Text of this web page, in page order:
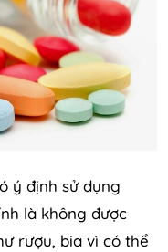
ý định sử dụng
là không được
rượu, bia vì có thể